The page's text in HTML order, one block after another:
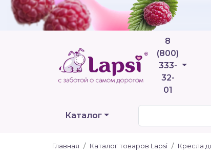
8
(800)
333-
32-
01
Каталог
Главная Каталог товаров Lapsi Кресла